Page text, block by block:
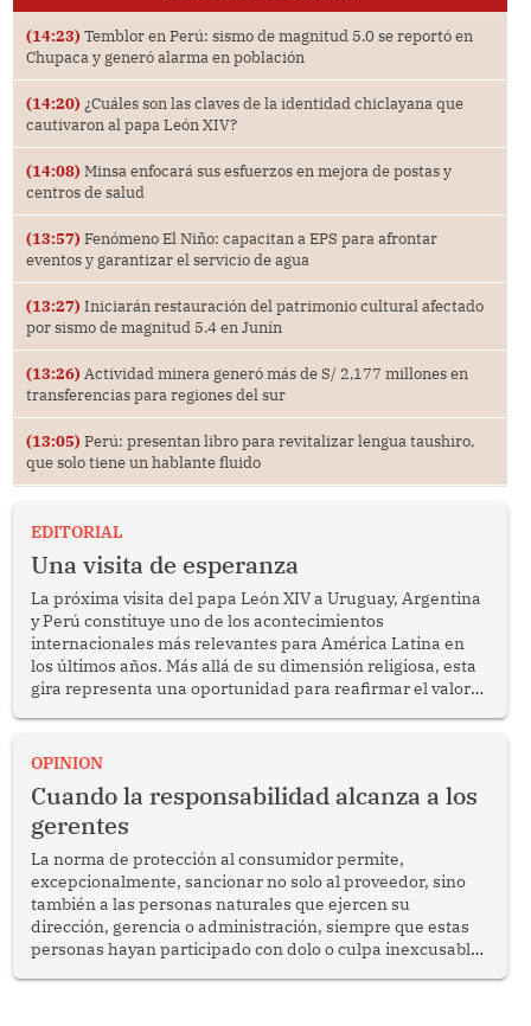
(14:23) Temblor en Perú: sismo de magnitud 5.0 se reportó en
Chupaca y generó alarma en población
(14:20) ¿Cuáles son las claves de la identidad chiclayana que
cautivaron al papa León XIV?
(14:08) Minsa enfocará sus esfuerzos en mejora de postas y
centros de salud
(13:57) Fenómeno El Niño: capacitan a EPS para afrontar
eventos y garantizar el servicio de agua
(13:27) Iniciarán restauración del patrimonio cultural afectado
por sismo de magnitud 5.4 en Junín
(13:26) Actividad minera generó más de S/ 2,177 millones en
transferencias para regiones del sur
(13:05) Perú: presentan libro para revitalizar lengua taushiro,
que solo tiene un hablante fluido
EDITORIAL
Una visita de esperanza
La próxima visita del papa León XIV a Uruguay, Argentina
y Perú constituye uno de los acontecimientos
internacionales más relevantes para América Latina en
los últimos años. Más allá de su dimensión religiosa, esta
gira representa una oportunidad para reafirmar el valor
enfrenta desafíos en materia de desarrollo, cohesión
OPINION
Cuando la responsabilidad alcanza a los
gerentes
La norma de protección al consumidor permite,
excepcionalmente, sancionar no solo al proveedor, sino
también a las personas naturales que ejercen su
dirección, gerencia o administración, siempre que estas
personas hayan participado con dolo o culpa inexcusable